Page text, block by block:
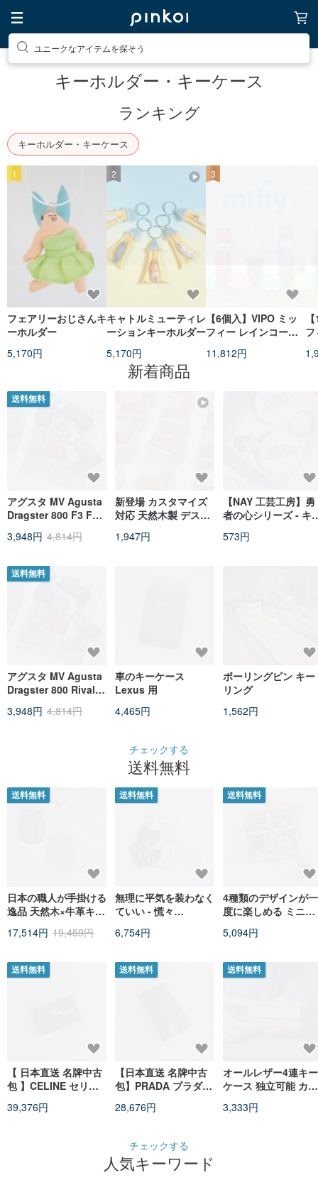
素敵な生活グッズを探そう
キーホルダー・キーケース
ランキング
キーホルダー・キーケース
フェアリーおじさんキ
ーホルダー
5,170円
1
キャトルミューティレ
ーションキーホルダー
5,170円
2
【6個入】VIPO ミッ
フィー レインコート
ー | ブラインドボック
11,812円
3
新着商品
送料無料
アグスタ MV Agusta
Dragster 800 F3 F4
ス キーカバー
3,948円 4,814円
送料無料
アグスタ MV Agusta
Dragster 800 Rivale
キーホルダー
3,948円 4,814円
新登場 カスタマイズ
対応 天然木製 デスク
グッズ 押すたびリラ
1,947円
車のキーケース
Lexus 用
4,465円
【NAY 工芸工房】勇
者の心シリーズ - キ
573円
ボーリングピン キー
リング
1,562円
チェックする
送料無料
送料無料
日本の職人が手掛ける
逸品 天然木×牛革キー
17,514円 19,459円
送料無料
【 日本直送 名牌中古
包 】CELINE セリー
ク ホースキャリッジ
39,376円
送料無料
無理に平気を装わなく
ていい - 慌々
慢慢（Man Man） -
6,754円
送料無料
【日本直送 名牌中古
包】PRADA プラダ
サフィアーノレザー 6
ージ オールド rrb4c7
28,676円
送料無料
4種類のデザインが一
度に楽しめる ミニが
トボックス 赤ずきん
ドメイド
5,094円
送料無料
オールレザー4連キー
ケース 独立可能 カー
keyring Card
3,333円
チェックする
人気キーワード